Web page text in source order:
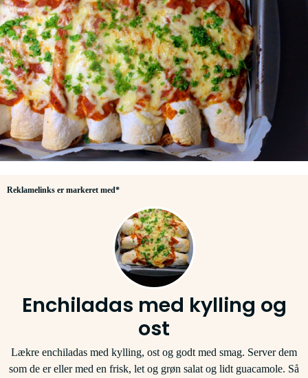
Reklamelinks er markeret med*
Enchiladas med kylling og
ost
Lækre enchiladas med kylling, ost og godt med smag. Server dem
som de er eller med en frisk, let og grøn salat og lidt guacamole. Så